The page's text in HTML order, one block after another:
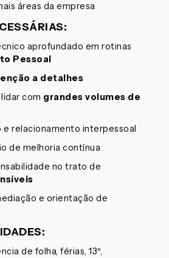
áreas da empresa
aprofundado em rotinas
Pessoal
a detalhes
com grandes volumes de
e relacionamento interpessoal
de melhoria contínua
no trato de
e orientação de
de folha, férias, 13º,